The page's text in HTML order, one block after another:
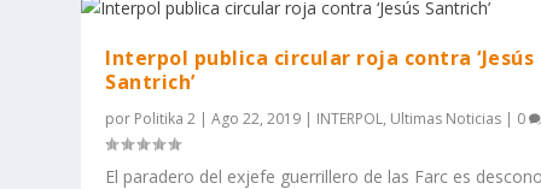
Interpol publica circular roja contra ‘Jesús
Santrich’
por Politika 2 |Ago 22, 2019 | INTERPOL, Ultimas Noticias | 0
El paradero del exjefe guerrillero de las Farc es